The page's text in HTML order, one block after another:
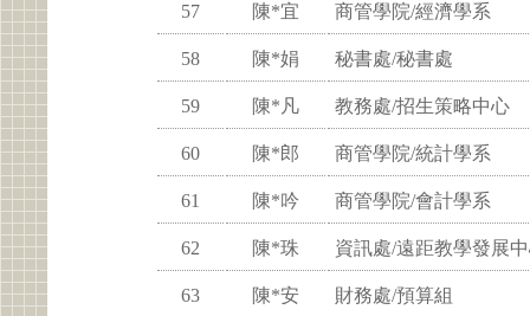
57 陳*宜 商管學院/經濟學系
58 陳*娟 秘書處/秘書處
59 陳*凡 教務處/招生策略中心
60 陳*郎 商管學院/統計學系
61 陳*吟 商管學院/會計學系
62 陳*珠 資訊處/遠距教學發展
63 陳*安 財務處/預算組